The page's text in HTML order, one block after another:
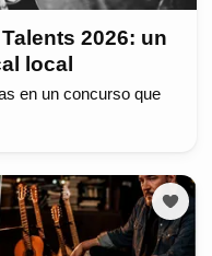
2026: un
local
en un concurso que